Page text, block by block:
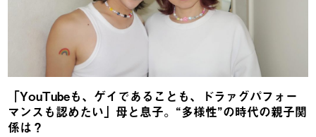
「YouTubeも、ゲイであることも、ドラァグパフォー
マンスも認めたい」母と息子。“多様性”の時代の親子関
係は？